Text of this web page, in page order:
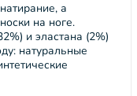
а
на ноге.
и эластана (2%)
натуральные